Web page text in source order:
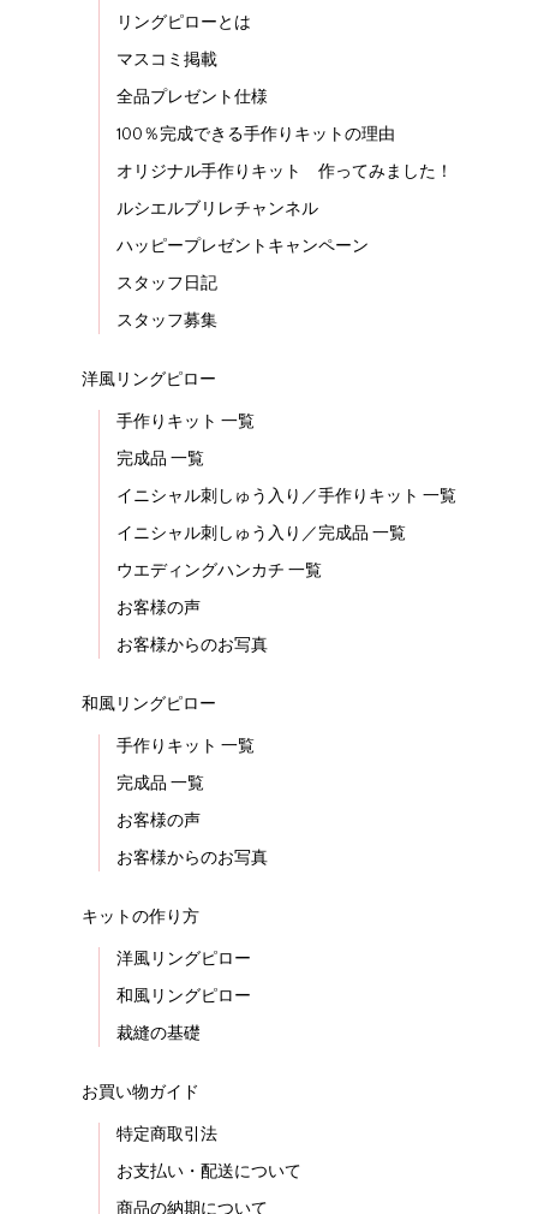
リングピローとは
マスコミ掲載
全品プレゼント仕様
100％完成できる手作りキットの理由
オリジナル手作りキット 作ってみました！
ルシエルブリレチャンネル
ハッピープレゼントキャンペーン
スタッフ日記
スタッフ募集
洋風リングピロー
手作りキット 一覧
完成品 一覧
イニシャル刺しゅう入り／手作りキット 一覧
イニシャル刺しゅう入り／完成品 一覧
ウエディングハンカチ 一覧
お客様の声
お客様からのお写真
和風リングピロー
手作りキット 一覧
完成品 一覧
お客様の声
お客様からのお写真
キットの作り方
洋風リングピロー
和風リングピロー
裁縫の基礎
お買い物ガイド
特定商取引法
お支払い・配送について
商品の納期について